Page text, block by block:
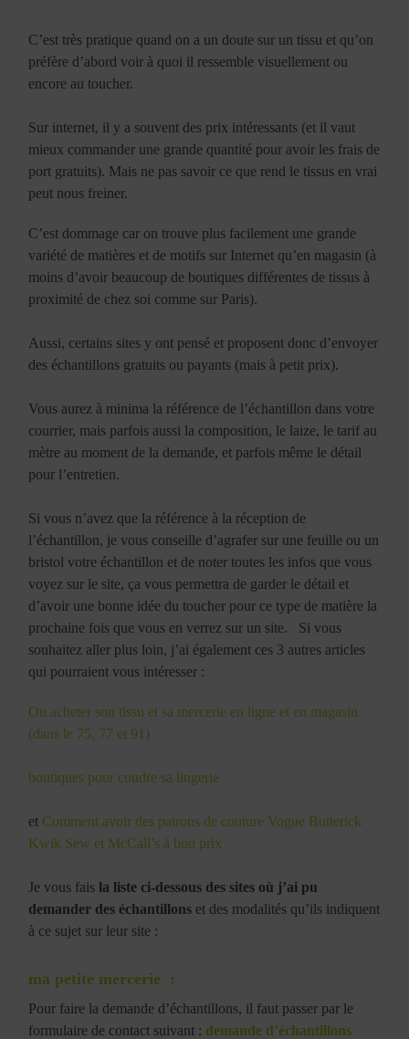
C’est très pratique quand on a un doute sur un tissu et qu’on
préfère d’abord voir à quoi il ressemble visuellement ou
encore au toucher.
Sur internet, il y a souvent des prix intéressants (et il vaut
mieux commander une grande quantité pour avoir les frais de
port gratuits). Mais ne pas savoir ce que rend le tissus en vrai
peut nous freiner.
C’est dommage car on trouve plus facilement une grande
variété de matières et de motifs sur Internet qu’en magasin (à
moins d’avoir beaucoup de boutiques différentes de tissus à
proximité de chez soi comme sur Paris).
Aussi, certains sites y ont pensé et proposent donc d’envoyer
des échantillons gratuits ou payants (mais à petit prix).
Vous aurez à minima la référence de l’échantillon dans votre
courrier, mais parfois aussi la composition, le laize, le tarif au
mètre au moment de la demande, et parfois même le détail
pour l’entretien.
Si vous n’avez que la référence à la réception de
l’échantillon, je vous conseille d’agrafer sur une feuille ou un
bristol votre échantillon et de noter toutes les infos que vous
voyez sur le site, ça vous permettra de garder le détail et
d’avoir une bonne idée du toucher pour ce type de matière la
prochaine fois que vous en verrez sur un site. Si vous
souhaitez aller plus loin, j’ai également ces 3 autres articles
qui pourraient vous intéresser :
Ou acheter son tissu et sa mercerie en ligne et en magasin
(dans le 75, 77 et 91)
boutiques pour coudre sa lingerie
et Comment avoir des patrons de couture Vogue Butterick
Kwik Sew et McCall’s à bon prix
Je vous fais la liste ci-dessous des sites où j’ai pu
demander des échantillons et des modalités qu’ils indiquent
à ce sujet sur leur site :
ma petite mercerie :
Pour faire la demande d’échantillons, il faut passer par le
formulaire de contact suivant : demande d’échantillons